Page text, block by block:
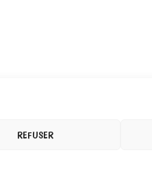
REFUSER